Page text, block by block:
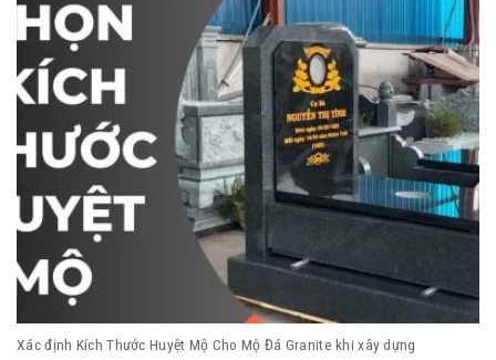
Xác định Kích Thước Huyệt Mộ Cho Mộ Đá Granite khi xây dựng